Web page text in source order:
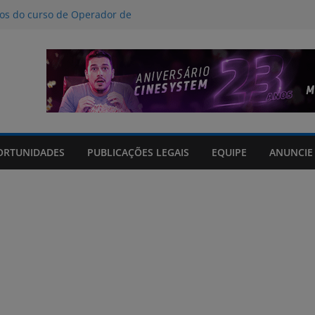
do curso de Operador de
poucas chances de cura para o
climático, portaria suspende
FURG até sexta (7) pela manhã
PUBLICAÇÕES LEGAIS EQUIPE ANUNCIE